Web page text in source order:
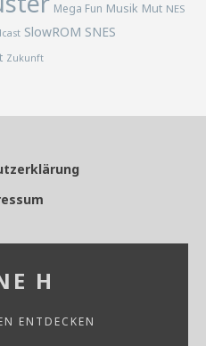
Mega Fun Musik Mut NES
SlowROM SNES
Zukunft
H
ENTDECKEN